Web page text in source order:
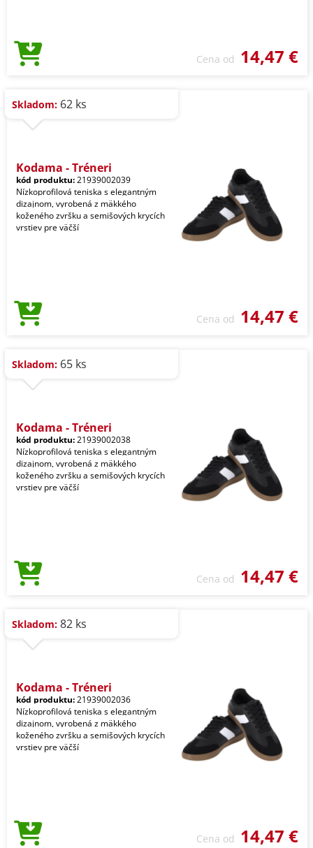
Cena od 14,47 €
Skladom: 62 ks
Kodama - Tréneri
kód produktu:21939002039
Nízkoprofilová teniska s elegantným
dizajnom, vyrobená z mäkkého
koženého zvršku a semišových krycích
vrstiev pre väčší
Cena od 14,47 €
Skladom: 65 ks
Kodama - Tréneri
kód produktu:21939002038
Nízkoprofilová teniska s elegantným
dizajnom, vyrobená z mäkkého
koženého zvršku a semišových krycích
vrstiev pre väčší
Cena od 14,47 €
Skladom: 82 ks
Kodama - Tréneri
kód produktu:21939002036
Nízkoprofilová teniska s elegantným
dizajnom, vyrobená z mäkkého
koženého zvršku a semišových krycích
vrstiev pre väčší
Cena od 14,47 €